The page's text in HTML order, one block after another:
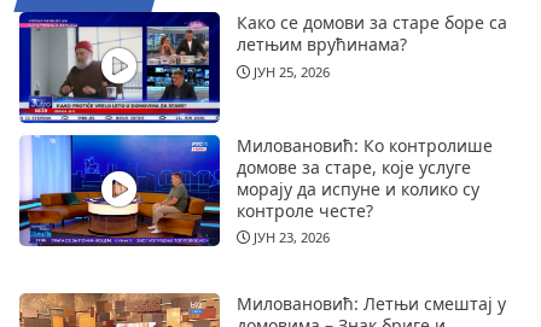
Како се домови за старе боре са
летњим врућинама?
ЈУН 25, 2026
Миловановић: Ко контролише
домове за старе, које услуге
морају да испуне и колико су
контроле честе?
ЈУН 23, 2026
Миловановић: Летњи смештај у